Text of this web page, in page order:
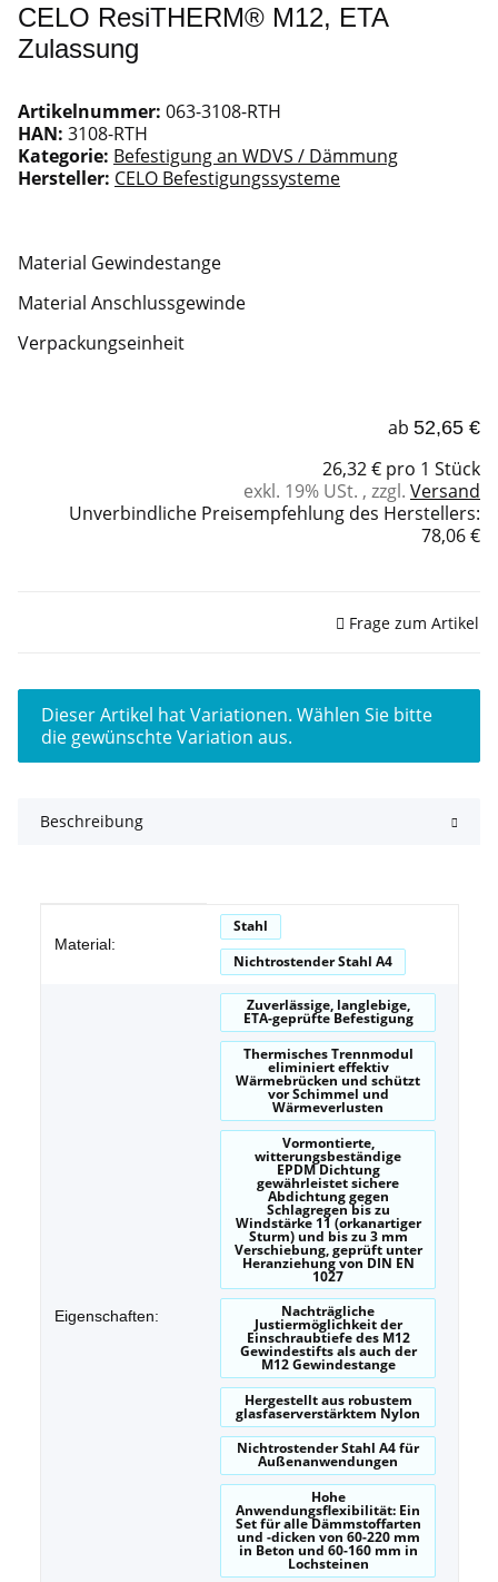
CELO ResiTHERM® M12, ETA
Zulassung
Artikelnummer: 063-3108-RTH
HAN: 3108-RTH
Kategorie: Befestigung an WDVS / Dämmung
Hersteller: CELO Befestigungssysteme
Material Gewindestange
Material Anschlussgewinde
Verpackungseinheit
ab 52,65 €
26,32 € pro 1 Stück
exkl. 19% USt. , zzgl. Versand
Unverbindliche Preisempfehlung des Herstellers:
78,06 €
Frage zum Artikel
x
Dieser Artikel hat Variationen. Wählen Sie bitte
die gewünschte Variation aus.
Beschreibung
Produkteigenschaft
Material:
Stahl
Nichtrostender Stahl A4
Eigenschaften:
Zuverlässige, langlebige,
ETA-geprüfte Befestigung
Thermisches Trennmodul
eliminiert effektiv
Wärmebrücken und schützt
vor Schimmel und
Wärmeverlusten
Vormontierte,
witterungsbeständige
EPDM Dichtung
gewährleistet sichere
Abdichtung gegen
Schlagregen bis zu
Windstärke 11 (orkanartiger
Sturm) und bis zu 3 mm
Verschiebung, geprüft unter
Heranziehung von DIN EN
1027
Nachträgliche
Justiermöglichkeit der
Einschraubtiefe des M12
Gewindestifts als auch der
M12 Gewindestange
Hergestellt aus robustem
glasfaserverstärktem Nylon
Nichtrostender Stahl A4 für
Außenanwendungen
Hohe
Anwendungsflexibilität: Ein
Set für alle Dämmstoffarten
und -dicken von 60-220 mm
in Beton und 60-160 mm in
Lochsteinen